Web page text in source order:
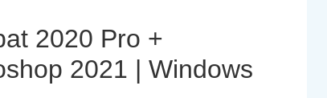
2020 Pro +
2021 | Windows